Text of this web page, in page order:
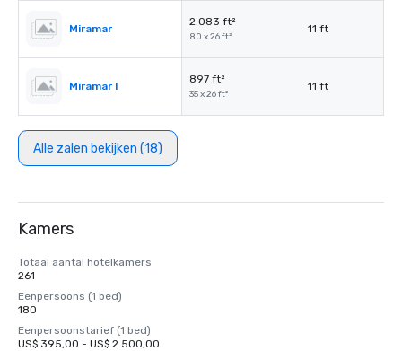
Miramar
2.083 ft²
80 x 26 ft²
11 ft
Miramar I
897 ft²
35 x 26 ft²
11 ft
Alle zalen bekijken (18)
Kamers
Totaal aantal hotelkamers
261
Eenpersoons (1 bed)
180
Eenpersoonstarief (1 bed)
US$ 395,00 - US$ 2.500,00